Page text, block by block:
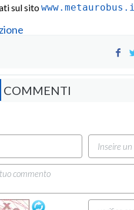
sul sito
COMMENTI